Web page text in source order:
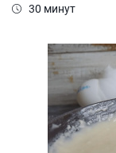
30 минут